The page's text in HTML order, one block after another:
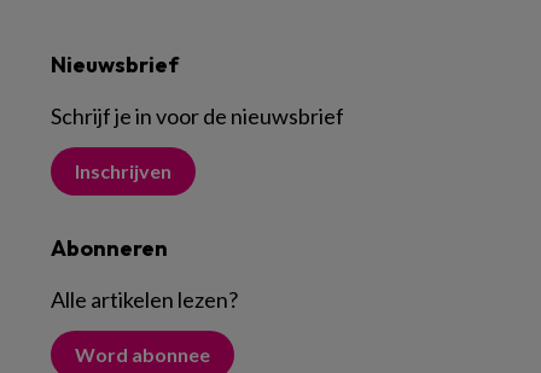
Nieuwsbrief
Schrijf je in voor de nieuwsbrief
Inschrijven
Abonneren
Alle artikelen lezen?
Word abonnee